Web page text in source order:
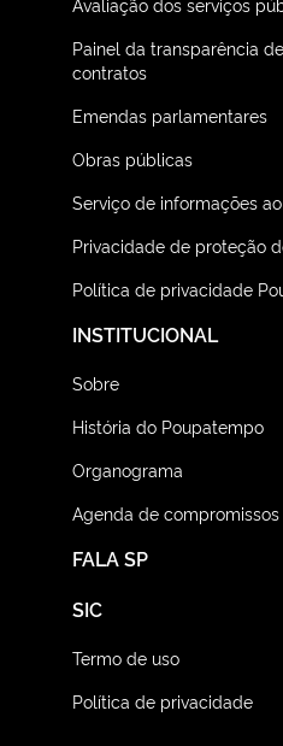
Painel da transparência
contratos
Emendas parlamentares
Obras públicas
Serviço de informações
Privacidade de proteção
Política de privacidade
FALA SP
INSTITUCIONAL
Sobre
História do Poupatempo
Organograma
Agenda de
SIC
Termo de uso
Política de privacidade